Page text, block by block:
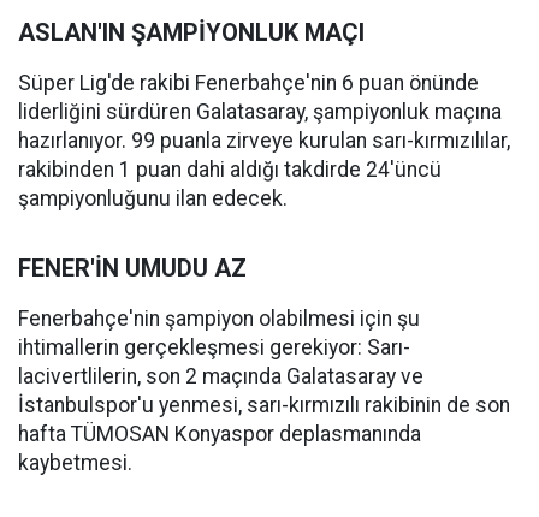
ASLAN'IN ŞAMPİYONLUK MAÇI
Süper Lig'de rakibi Fenerbahçe'nin 6 puan önünde
liderliğini sürdüren Galatasaray, şampiyonluk maçına
hazırlanıyor. 99 puanla zirveye kurulan sarı-kırmızılılar,
rakibinden 1 puan dahi aldığı takdirde 24'üncü
şampiyonluğunu ilan edecek.
FENER'İN UMUDU AZ
Fenerbahçe'nin şampiyon olabilmesi için şu
ihtimallerin gerçekleşmesi gerekiyor: Sarı-
lacivertlilerin, son 2 maçında Galatasaray ve
İstanbulspor'u yenmesi, sarı-kırmızılı rakibinin de son
hafta TÜMOSAN Konyaspor deplasmanında
kaybetmesi.